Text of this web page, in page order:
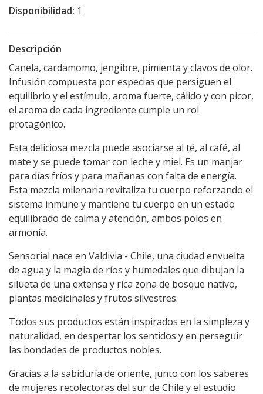
Disponibilidad: 1
Descripción
Canela, cardamomo, jengibre, pimienta y clavos de olor.
Infusión compuesta por especias que persiguen el
equilibrio y el estímulo, aroma fuerte, cálido y con picor,
el aroma de cada ingrediente cumple un rol
protagónico.
Esta deliciosa mezcla puede asociarse al té, al café, al
mate y se puede tomar con leche y miel. Es un manjar
para días fríos y para mañanas con falta de energía.
Esta mezcla milenaria revitaliza tu cuerpo reforzando el
sistema inmune y mantiene tu cuerpo en un estado
equilibrado de calma y atención, ambos polos en
armonía.
Sensorial nace en Valdivia - Chile, una ciudad envuelta
de agua y la magia de ríos y humedales que dibujan la
silueta de una extensa y rica zona de bosque nativo,
plantas medicinales y frutos silvestres.
Todos sus productos están inspirados en la simpleza y
naturalidad, en despertar los sentidos y en perseguir
las bondades de productos nobles.
Gracias a la sabiduría de oriente, junto con los saberes
de mujeres recolectoras del sur de Chile y el estudio